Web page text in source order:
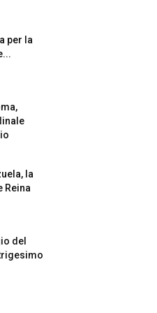
per la
la
Reina
del